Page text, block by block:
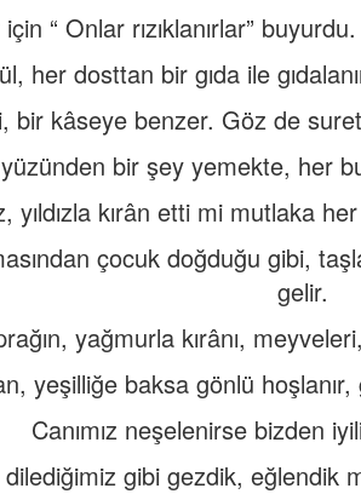
“ Onlar rızıklanırlar”
her dosttan bir gıda ile
bir kâseye benzer. Göz de
bir şey yemekte, her
yıldızla kırân etti mi mutlaka
çocuk doğduğu gibi,
gelir.
yağmurla kırânı,
yeşilliğe baksa gönlü hoşlanır,
Canımız neşelenirse bizden
gibi gezdik, eğlendik mi